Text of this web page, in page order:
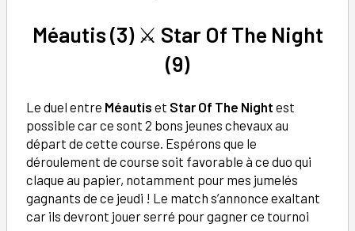
Méautis (3)⚔️ Star Of The Night
(9)
Le duel entre Méautis et Star Of The Night est
possible car ce sont 2 bons jeunes chevaux au
départ de cette course. Espérons que le
déroulement de course soit favorable à ce duo qui
claque au papier, notamment pour mes jumelés
gagnants de ce jeudi ! Le match s’annonce exaltant
car ils devront jouer serré pour gagner ce tournoi